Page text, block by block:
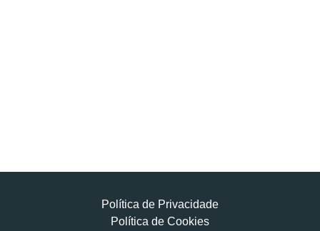
Política de Privacidade
Política de Cookies